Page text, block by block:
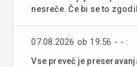
nesreče. Če bi se to
07.08.2026 ob 19:56 - - :
Vse preveč je